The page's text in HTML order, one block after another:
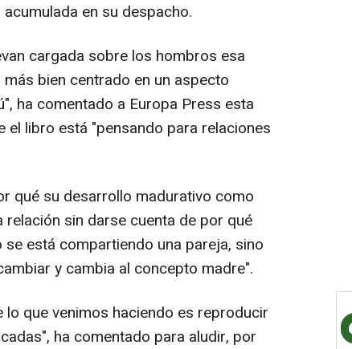
en su despacho.
cargada sobre los hombros esa
bien centrado en un aspecto
ha comentado a Europa Press esta
el libro está "pensando para relaciones
qué su desarrollo madurativo como
sin darse cuenta de por qué
está compartiendo una pareja, sino
y cambia al concepto madre".
que venimos haciendo es reproducir
ha comentado para aludir, por